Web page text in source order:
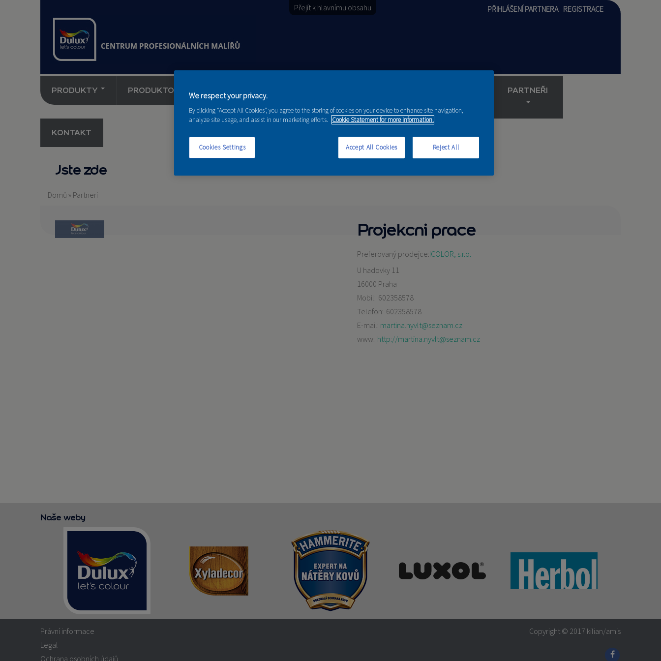
Přejít k hlavnímu obsahu PŘIHLÁŠENÍ PARTNERA REGISTRACE
PRODUKTY PRODUKTOVÉ NOVINKY PORADENSTVÍ PARTNEŘI
KONTAKT
Jste zde
Domů » Partneri
Projekcni prace
Preferovaný prodejce:ICOLOR, s.r.o.
U hadovky 11
16000 Praha
Mobil: 602358578
Telefon: 602358578
E-mail: martina.nyvlt@seznam.cz
www: http://martina.nyvlt@seznam.cz
Naše weby
Copyright © 2017 kilian/amis
Právní informace
Legal
Ochrana osobních údajů
We respect your privacy.
By clicking “Accept All Cookies”, you agree to the storing of cookies on your device to enhance site navigation,
analyze site usage, and assist in our marketing efforts. Cookie Statement for more information.
Cookies Settings Reject All
Accept All Cookies